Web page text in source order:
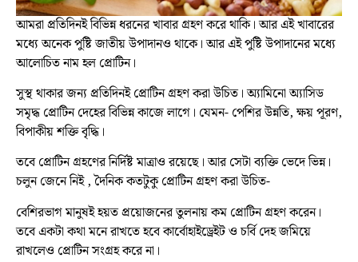
আমরা প্রতিদিনই বিভিন্ন ধরনের খাবার গ্রহণ করে থাকি। আর এই খাবারের
মধ্যে অনেক পুষ্টি জাতীয় উপাদানও থাকে। আর এই পুষ্টি উপাদানের মধ্যে
আলোচিত নাম হল প্রোটিন।
সুস্থ থাকার জন্য প্রতিদিনই প্রোটিন গ্রহণ করা উচিত। অ্যামিনো অ্যাসিড
সমৃদ্ধ প্রোটিন দেহের বিভিন্ন কাজে লাগে। যেমন- পেশির উন্নতি, ক্ষয় পূরণ,
বিপাকীয় শক্তি বৃদ্ধি।
তবে প্রোটিন গ্রহণের নির্দিষ্ট মাত্রাও রয়েছে। আর সেটা ব্যক্তি ভেদে ভিন্ন।
চলুন জেনে নিই , দৈনিক কতটুকু প্রোটিন গ্রহণ করা উচিত-
বেশিরভাগ মানুষই হয়ত প্রয়োজনের তুলনায় কম প্রোটিন গ্রহণ করেন।
তবে একটা কথা মনে রাখতে হবে কার্বোহাইড্রেইট ও চর্বি দেহ জমিয়ে
রাখলেও প্রোটিন সংগ্রহ করে না।